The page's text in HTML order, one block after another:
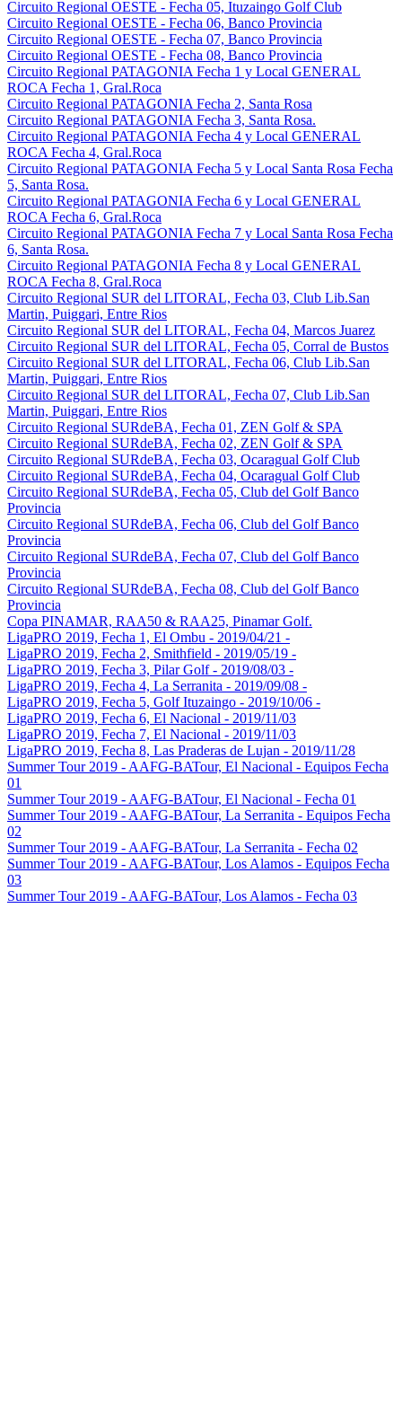
Circuito Regional OESTE - Fecha 05, Ituzaingo Golf Club
Circuito Regional OESTE - Fecha 06, Banco Provincia
Circuito Regional OESTE - Fecha 07, Banco Provincia
Circuito Regional OESTE - Fecha 08, Banco Provincia
Circuito Regional PATAGONIA Fecha 1 y Local GENERAL
ROCA Fecha 1, Gral.Roca
Circuito Regional PATAGONIA Fecha 2, Santa Rosa
Circuito Regional PATAGONIA Fecha 3, Santa Rosa.
Circuito Regional PATAGONIA Fecha 4 y Local GENERAL
ROCA Fecha 4, Gral.Roca
Circuito Regional PATAGONIA Fecha 5 y Local Santa Rosa Fecha
5, Santa Rosa.
Circuito Regional PATAGONIA Fecha 6 y Local GENERAL
ROCA Fecha 6, Gral.Roca
Circuito Regional PATAGONIA Fecha 7 y Local Santa Rosa Fecha
6, Santa Rosa.
Circuito Regional PATAGONIA Fecha 8 y Local GENERAL
ROCA Fecha 8, Gral.Roca
Circuito Regional SUR del LITORAL, Fecha 03, Club Lib.San
Martin, Puiggari, Entre Rios
Circuito Regional SUR del LITORAL, Fecha 04, Marcos Juarez
Circuito Regional SUR del LITORAL, Fecha 05, Corral de Bustos
Circuito Regional SUR del LITORAL, Fecha 06, Club Lib.San
Martin, Puiggari, Entre Rios
Circuito Regional SUR del LITORAL, Fecha 07, Club Lib.San
Martin, Puiggari, Entre Rios
Circuito Regional SURdeBA, Fecha 01, ZEN Golf & SPA
Circuito Regional SURdeBA, Fecha 02, ZEN Golf & SPA
Circuito Regional SURdeBA, Fecha 03, Ocaragual Golf Club
Circuito Regional SURdeBA, Fecha 04, Ocaragual Golf Club
Circuito Regional SURdeBA, Fecha 05, Club del Golf Banco
Provincia
Circuito Regional SURdeBA, Fecha 06, Club del Golf Banco
Provincia
Circuito Regional SURdeBA, Fecha 07, Club del Golf Banco
Provincia
Circuito Regional SURdeBA, Fecha 08, Club del Golf Banco
Provincia
Copa PINAMAR, RAA50 & RAA25, Pinamar Golf.
LigaPRO 2019, Fecha 1, El Ombu - 2019/04/21 -
LigaPRO 2019, Fecha 2, Smithfield - 2019/05/19 -
LigaPRO 2019, Fecha 3, Pilar Golf - 2019/08/03 -
LigaPRO 2019, Fecha 4, La Serranita - 2019/09/08 -
LigaPRO 2019, Fecha 5, Golf Ituzaingo - 2019/10/06 -
LigaPRO 2019, Fecha 6, El Nacional - 2019/11/03
LigaPRO 2019, Fecha 7, El Nacional - 2019/11/03
LigaPRO 2019, Fecha 8, Las Praderas de Lujan - 2019/11/28
Summer Tour 2019 - AAFG-BATour, El Nacional - Equipos Fecha
01
Summer Tour 2019 - AAFG-BATour, El Nacional - Fecha 01
Summer Tour 2019 - AAFG-BATour, La Serranita - Equipos Fecha
02
Summer Tour 2019 - AAFG-BATour, La Serranita - Fecha 02
Summer Tour 2019 - AAFG-BATour, Los Alamos - Equipos Fecha
03
Summer Tour 2019 - AAFG-BATour, Los Alamos - Fecha 03